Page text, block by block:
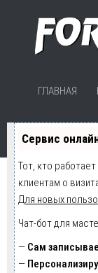
ГЛАВНАЯ
Сервис
Тот, кто
клиентам о
Для новых
Чат-бот для
— Сам
—